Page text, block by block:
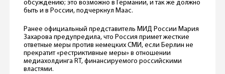
обсуждению; это возможно в Германии, и так же должно
быть и в России, подчеркнул Маас.
Ранее официальный представитель МИД России Мария
Захарова предупредила, что Россия примет жесткие
ответные меры против немецких СМИ, если Берлин не
прекратит «рестриктивные меры» в отношении
медиахолдинга RT, финансируемого российскими
властями.